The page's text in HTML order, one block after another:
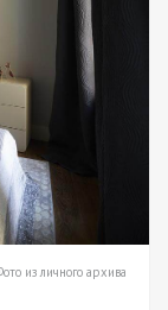
из личного архива